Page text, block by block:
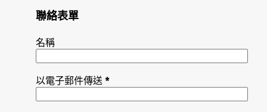
聯絡表單
名稱
以電子郵件傳送 *